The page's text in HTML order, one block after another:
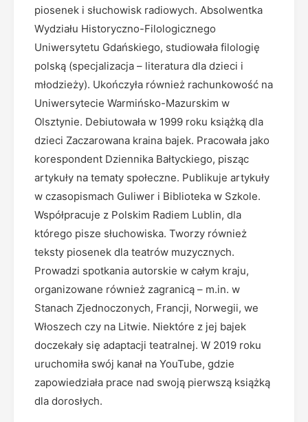
piosenek i słuchowisk radiowych. Absolwentka
Wydziału Historyczno-Filologicznego
Uniwersytetu Gdańskiego, studiowała filologię
polską (specjalizacja – literatura dla dzieci i
młodzieży). Ukończyła również rachunkowość na
Uniwersytecie Warmińsko-Mazurskim w
Olsztynie. Debiutowała w 1999 roku książką dla
dzieci Zaczarowana kraina bajek. Pracowała jako
korespondent Dziennika Bałtyckiego, pisząc
artykuły na tematy społeczne. Publikuje artykuły
w czasopismach Guliwer i Biblioteka w Szkole.
Współpracuje z Polskim Radiem Lublin, dla
którego pisze słuchowiska. Tworzy również
teksty piosenek dla teatrów muzycznych.
Prowadzi spotkania autorskie w całym kraju,
organizowane również zagranicą – m.in. w
Stanach Zjednoczonych, Francji, Norwegii, we
Włoszech czy na Litwie. Niektóre z jej bajek
doczekały się adaptacji teatralnej. W 2019 roku
uruchomiła swój kanał na YouTube, gdzie
zapowiedziała prace nad swoją pierwszą książką
dla dorosłych.